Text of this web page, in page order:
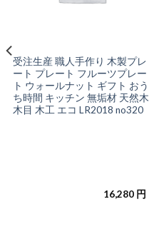
受注生産 職人手作り 木製プレ
ート プレート フルーツプレー
ト ウォールナット ギフト おう
ち時間 キッチン 無垢材 天然木
木目 木工 エコ LR2018 no320
16,280 円